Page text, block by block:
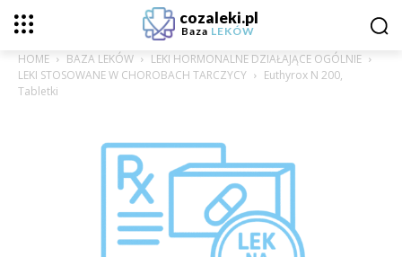
cozaleki.pl
Baza LEKÓW
HOME BAZA LEKÓW
LEKI HORMONALNE DZIAŁAJĄCE OGÓLNIE
LEKI STOSOWANE W CHOROBACH TARCZYCY
Euthyrox N 200,
Tabletki